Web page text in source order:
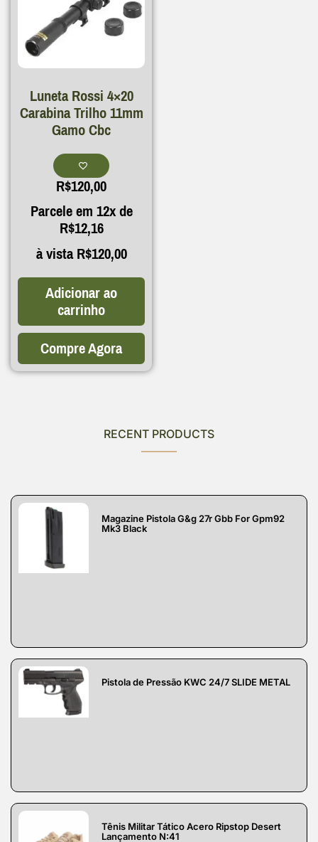
Luneta Rossi 4×20
Carabina Trilho 11mm
Gamo Cbc
R$120,00
Parcele em 12x de
R$12,16
à vistaR$120,00
Adicionar ao
carrinho
Compre Agora
RECENT PRODUCTS
Magazine Pistola G&g 27r Gbb For Gpm92
Mk3 Black
Pistola de Pressão KWC 24/7 SLIDE METAL
Tênis Militar Tático Acero Ripstop Desert
Lançamento N:41